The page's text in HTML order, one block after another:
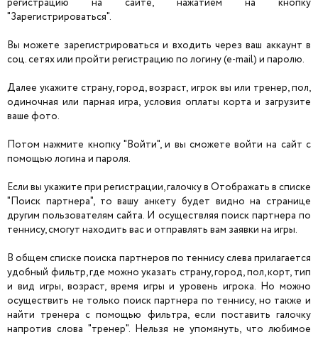
регистрацию на сайте, нажатием на кнопку
"Зарегистрироваться".
Вы можете зарегистрироваться и входить через ваш аккаунт в
соц. сетях или пройти регистрацию по логину (e-mail) и паролю.
Далее укажите страну, город, возраст, игрок вы или тренер, пол,
одиночная или парная игра, условия оплаты корта и загрузите
ваше фото.
Потом нажмите кнопку "Войти", и вы сможете войти на сайт с
помощью логина и пароля.
Если вы укажите при регистрации, галочку в Отображать в списке
"Поиск партнера", то вашу анкету будет видно на странице
другим пользователям сайта. И осуществляя поиск партнера по
теннису, смогут находить вас и отправлять вам заявки на игры.
В общем списке поиска партнеров по теннису слева прилагается
удобный фильтр, где можно указать страну, город, пол, корт, тип
и вид игры, возраст, время игры и уровень игрока. Но можно
осуществить не только поиск партнера по теннису, но также и
найти тренера с помощью фильтра, если поставить галочку
напротив слова "тренер". Нельзя не упомянуть, что любимое